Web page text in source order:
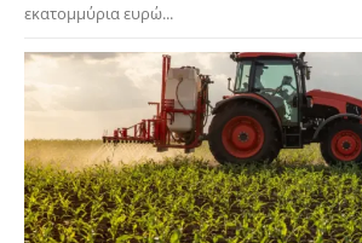
εκατομμύρια ευρώ...